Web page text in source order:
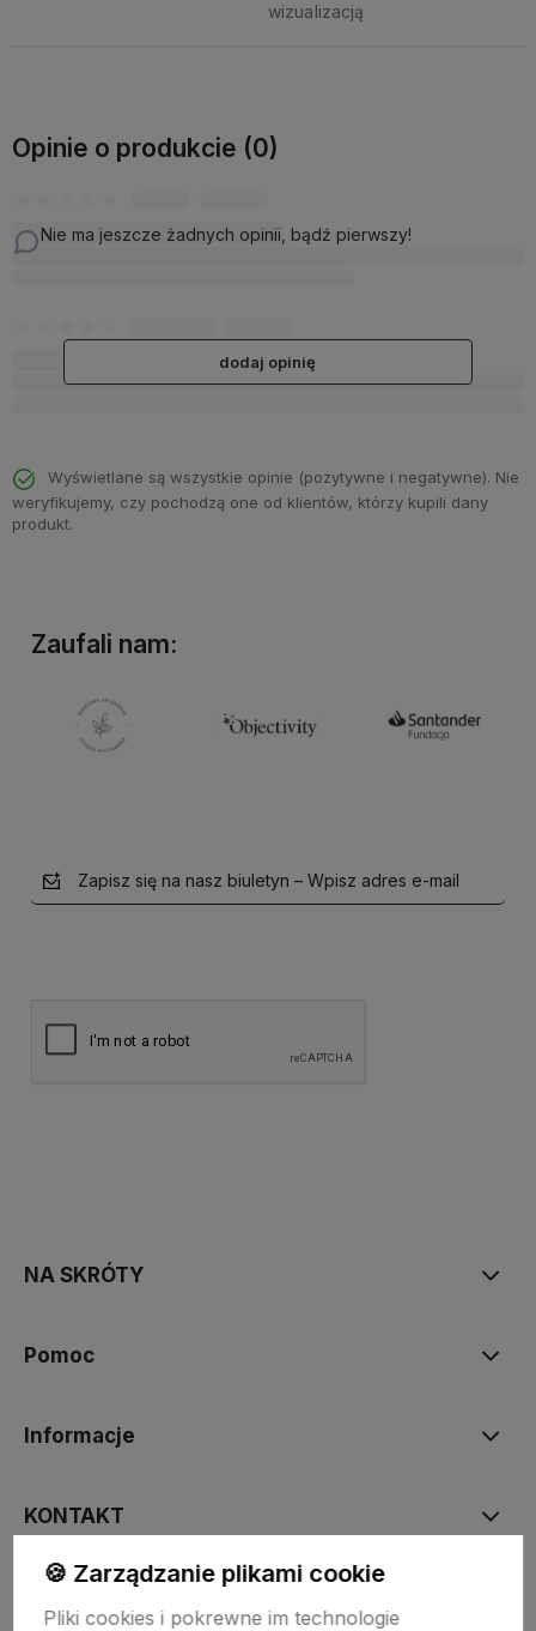
wizualizacją
Opinie o produkcie (0)
Nie ma jeszcze żadnych opinii, bądź pierwszy!
dodaj opinię
Wyświetlane są wszystkie opinie (pozytywne i negatywne). Nie
weryfikujemy, czy pochodzą one od klientów, którzy kupili dany
produkt.
Zaufali nam:
Zapisz się na nasz biuletyn – Wpisz adres e-mail
NA SKRÓTY
Pomoc
Informacje
KONTAKT
🍪 Zarządzanie plikami cookie
Pliki cookies i pokrewne im technologie